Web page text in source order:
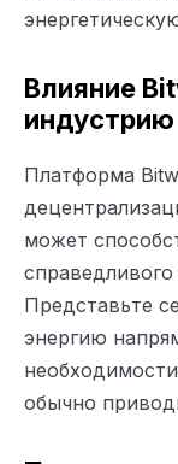
Влияние
индустрию
Платформа
может
Представьте
энергию
обычно